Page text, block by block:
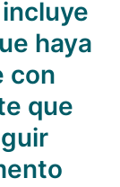
haya
con
que